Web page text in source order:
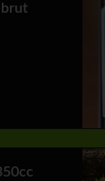
brut